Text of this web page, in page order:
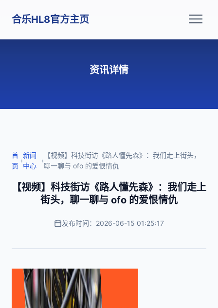
合乐HL8官方主页
资讯详情
首
页
›
新闻
中心
›
【视频】科技街访《路人懂先森》：我们走上街头，
聊一聊与 ofo 的爱恨情仇
【视频】科技街访《路人懂先森》：我们走上
街头，聊一聊与 ofo 的爱恨情仇
发布时间：2026-06-15 01:25:17